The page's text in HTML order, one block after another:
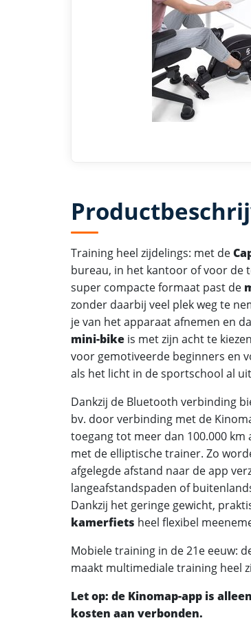
Training heel zijdelings: met de
bureau, in het kantoor of voor de
super compacte formaat past de
zonder daarbij veel plek weg te
je van het apparaat afnemen en
mini-bike is met zijn acht te
voor gemotiveerde beginners en
als het licht in de sportschool al
Dankzij de Bluetooth verbinding
bv. door verbinding met de
toegang tot meer dan 100.000
met de elliptische trainer. Zo
afgelegde afstand naar de app
langeafstandspaden of
Dankzij het geringe gewicht,
kamerfiets heel flexibel
Mobiele training in de 21e eeuw:
maakt multimediale training heel
Let op: de Kinomap-app is
kosten aan verbonden.